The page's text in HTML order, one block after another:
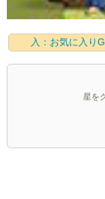
入：お気に入り
星を